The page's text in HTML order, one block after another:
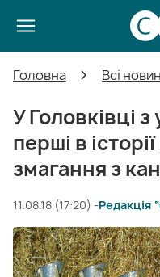
Головна Всі
У Головківці
перші в
змагання з
11.08.18 (17:20) -Редакція